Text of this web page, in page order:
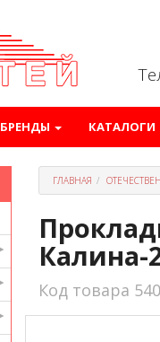
БРЕНДЫ КАТАЛОГИ
ГЛАВНАЯ
Калина-
Код товара